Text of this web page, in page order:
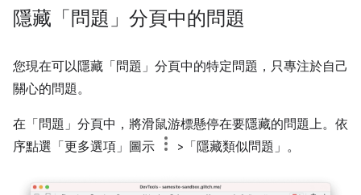
隱藏「問題」分頁中的問題
您現在可以隱藏「問題」分頁中的特定問題，只專注於自己
關心的問題。
在「問題」分頁中，將滑鼠游標懸停在要隱藏的問題上。 依
序點選「更多選項」 圖示 >「隱藏類似問題」 。